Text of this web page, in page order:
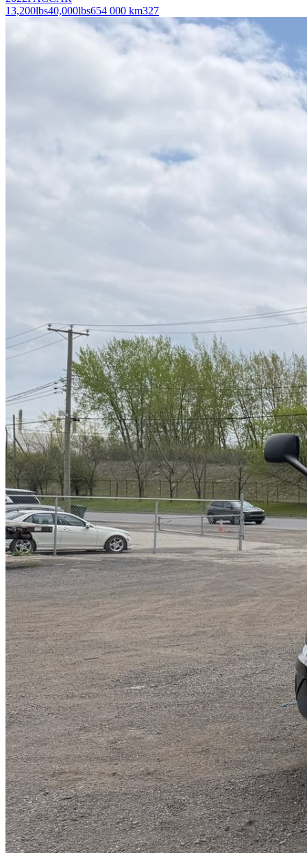
13,200lbs40,000lbs654 000 km327